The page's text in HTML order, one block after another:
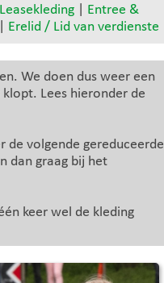
Leasekleding|
Entree &
Erelid / Lid van verdienste
We doen dus weer een
Lees hieronder de
de volgende gereduceerde
dan graag bij het
keer wel de kleding